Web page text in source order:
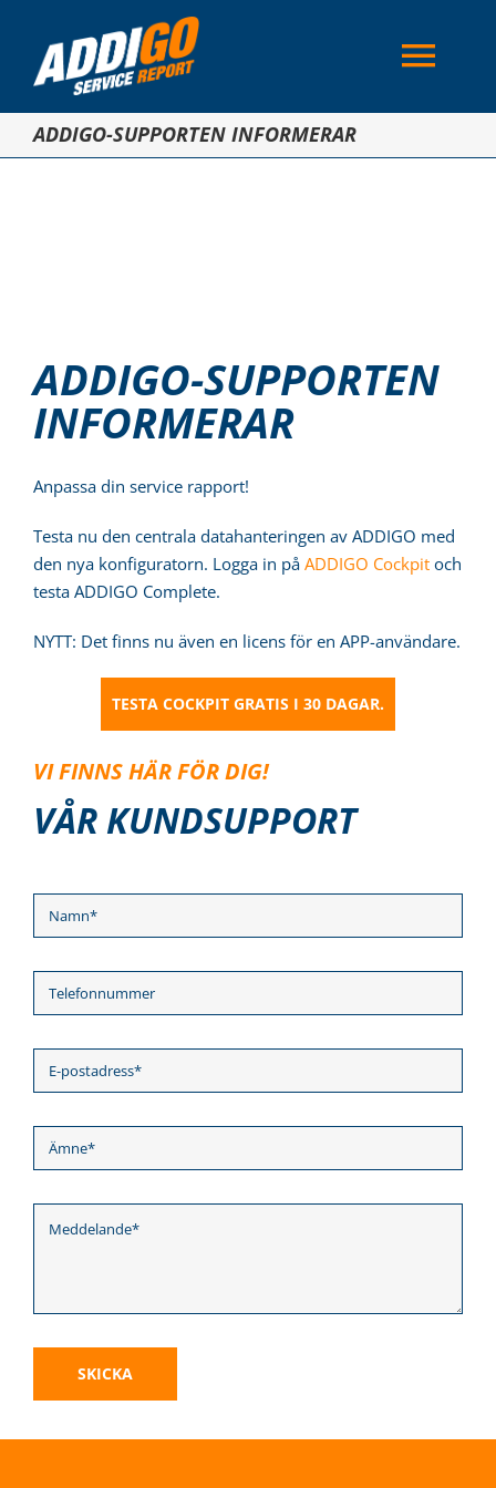
content
Användningsområden
Kontakta
Hjälp och FAQ
ADDIGO-SUPPORTEN INFORMERAR
ADDIGO-SUPPORTEN
INFORMERAR
Anpassa din service rapport!
Testa nu den centrala datahanteringen av ADDIGO med
den nya konfiguratorn. Logga in på ADDIGO Cockpitoch
testa ADDIGO Complete.
NYTT: Det finns nu även en licens för en APP-användare.
TESTA COCKPIT GRATIS I 30 DAGAR.
VI FINNS HÄR FÖR DIG!
VÅR KUNDSUPPORT
SKICKA